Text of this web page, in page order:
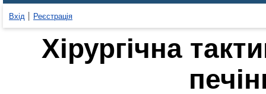
Вхід Реєстрація
Хірургічна